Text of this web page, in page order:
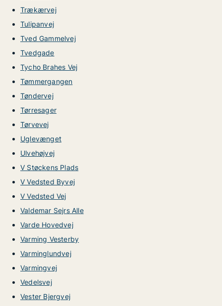
Trækærvej
Tulipanvej
Tved Gammelvej
Tvedgade
Tycho Brahes Vej
Tømmergangen
Tøndervej
Tørresager
Tørvevej
Uglevænget
Ulvehøjvej
V Støckens Plads
V Vedsted Byvej
V Vedsted Vej
Valdemar Sejrs Alle
Varde Hovedvej
Varming Vesterby
Varminglundvej
Varmingvej
Vedelsvej
Vester Bjergvej